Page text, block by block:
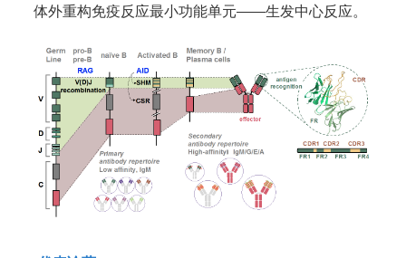
体外重构免疫反应最小功能单元——生发中心反应。